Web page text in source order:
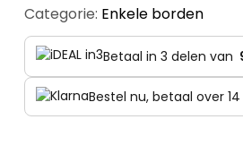
Categorie: Enkele borden
Betaal in 3 delen van
Bestel nu, betaal over